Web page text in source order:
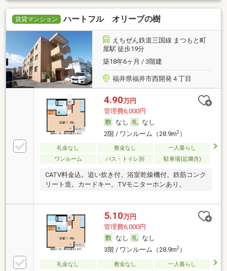
賃貸マンション ハートフル オリーブの樹
えちぜん鉄道三国線 まつもと町
屋駅 徒歩19分
築18年6ヶ月 / 3階建
福井県福井市西開発４丁目
4.90万円
管理費6,000円
なし
なし
2階 / ワンルーム（28.9m2）
礼金なし 敷金なし
一人暮らし
ワンルーム
バス・トイレ別 駐車場(近隣含)
CATV料金込。追い炊き付。浴室乾燥機付。鉄筋コンク
リート造。カードキー。TVモニターホンあり。
5.10万円
管理費6,000円
なし
なし
3階 / ワンルーム（28.9m2）
礼金なし 敷金なし
一人暮らし